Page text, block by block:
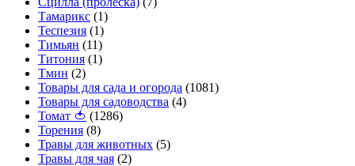
Тамарикс (1)
Теспезия (1)
Тимьян (11)
Титония (1)
Тмин (2)
Товары для сада и огорода (1081)
Товары для садоводства (4)
Томат 🍅 (1286)
Торения (8)
Травы для животных (5)
Травы для чая (2)